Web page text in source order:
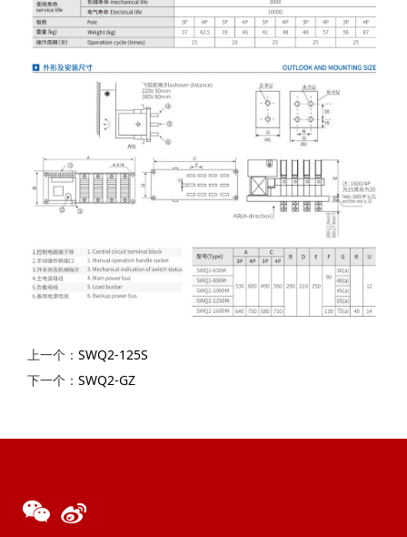
上一个： SWQ2-125S
下一个： SWQ2-GZ